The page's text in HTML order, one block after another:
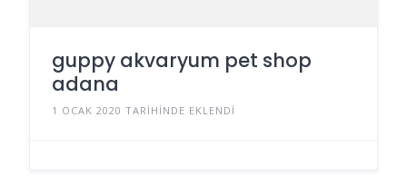
guppy akvaryum pet shop
adana
1 OCAK 2020 TARIHINDE EKLENDI